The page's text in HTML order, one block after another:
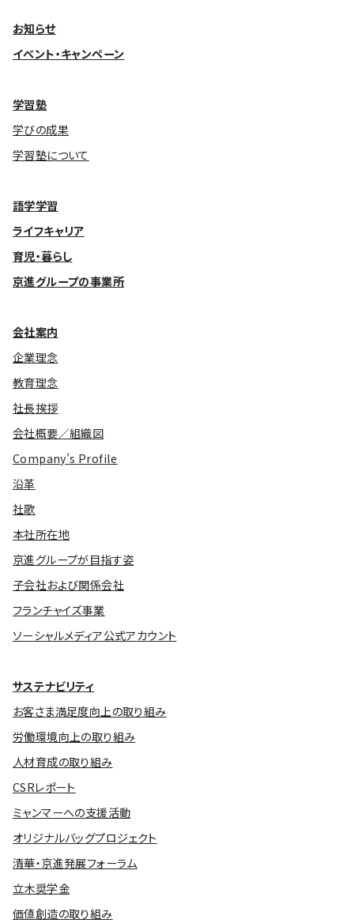
お知らせ
イベント・キャンペーン
学習塾
学びの成果
学習塾について
語学学習
ライフキャリア
育児・暮らし
京進グループの事業所
会社案内
企業理念
教育理念
社長挨拶
会社概要／組織図
Company’s Profile
沿革
社歌
本社所在地
京進グループが目指す姿
子会社および関係会社
フランチャイズ事業
ソーシャルメディア公式アカウント
サステナビリティ
お客さま満足度向上の取り組み
労働環境向上の取り組み
人材育成の取り組み
CSRレポート
ミャンマーへの支援活動
オリジナルバッグプロジェクト
清華・京進発展フォーラム
立木奨学金
価値創造の取り組み